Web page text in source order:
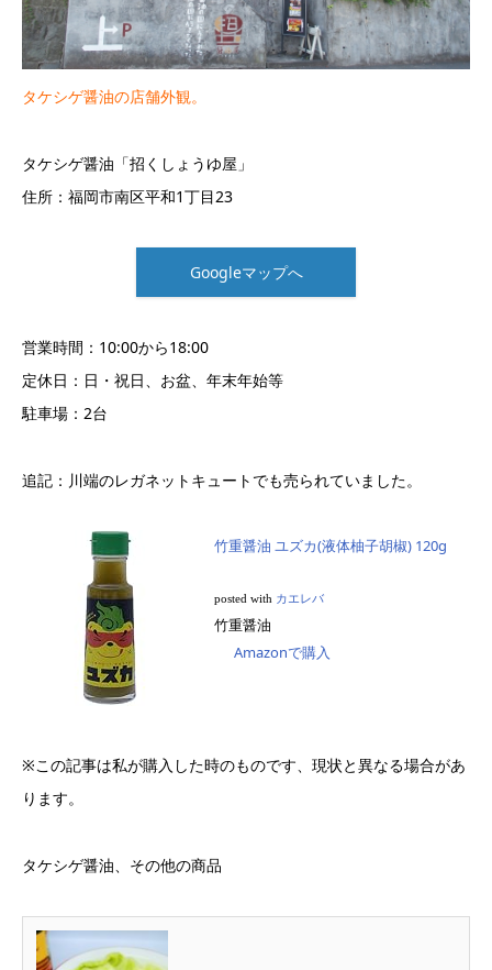
タケシゲ醤油の店舗外観。
タケシゲ醤油「招くしょうゆ屋」
住所：福岡市南区平和1丁目23
Googleマップへ
営業時間：10:00から18:00
定休日：日・祝日、お盆、年末年始等
駐車場：2台
追記：川端のレガネットキュートでも売られていました。
竹重醤油 ユズカ(液体柚子胡椒) 120g
posted with カエレバ
竹重醤油
Amazonで購入
※この記事は私が購入した時のものです、現状と異なる場合があ
ります。
タケシゲ醤油、その他の商品